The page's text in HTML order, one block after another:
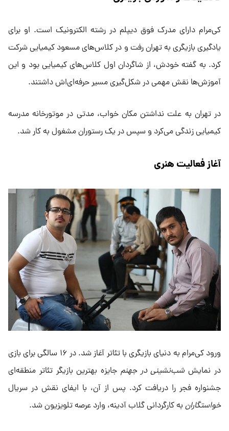
کی‌مرام دارای مدرک فوق دیپلم در رشته الکترونیک است. او برای
یادگیری بازیگری به تهران رفت و در کلاس‌های مسعود کیمیایی شرکت
کرد. به گفته خودش، از شاگردان اول کلاس‌های کیمیایی بود و این
آموزش‌ها نقش مهمی در شکل‌گیری مسیر حرفه‌ای‌اش داشتند.
در تهران به علت نداشتن مکان خواب، مدتی در موتورخانه مدرسه
کیمیایی زندگی می‌کرد و سپس در یک رستوران مشغول به کار شد.
آغاز فعالیت هنری
ورود کی‌مرام به دنیای بازیگری با تئاتر آغاز شد. در ۱۶ سالگی برای بازی
در نمایش شب‌نشینی در جهنم جایزه بهترین بازیگر تئاتر منطقه‌ای
جشنواره فجر را دریافت کرد. پس از آن، با ایفای نقش در سریال
خواستگاران به کارگردانی گلاب آدینه، وارد عرصه تلویزیون شد.